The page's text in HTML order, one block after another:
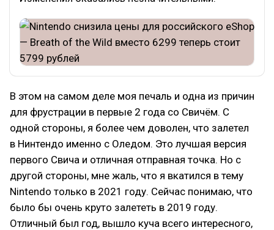
В этом на самом деле моя печаль и одна из причин
для фрустрации в первые 2 года со Свичём. С
одной стороны, я более чем доволен, что залетел
в Нинтендо именно с Оледом. Это лучшая версия
первого Свича и отличная отправная точка. Но с
другой стороны, мне жаль, что я вкатился в тему
Nintendo только в 2021 году. Сейчас понимаю, что
было бы очень круто залететь в 2019 году.
Отличный был год, вышло куча всего интересного,